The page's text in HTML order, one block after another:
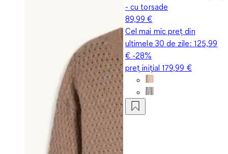
- cu torsade
89,99 €
Cel mai mic preț din
ultimele 30 de zile: 125,99
€ -28%
preț inițial179,99 €